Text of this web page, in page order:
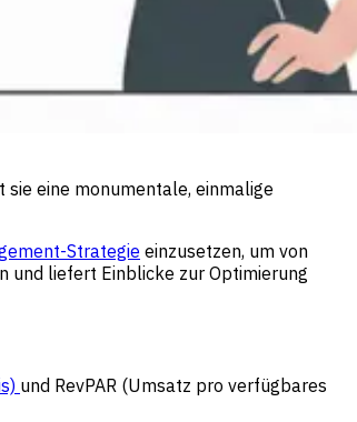
eine monumentale, einmalige
Strategie einzusetzen, um von
und liefert Einblicke zur Optimierung
und RevPAR (Umsatz pro verfügbares